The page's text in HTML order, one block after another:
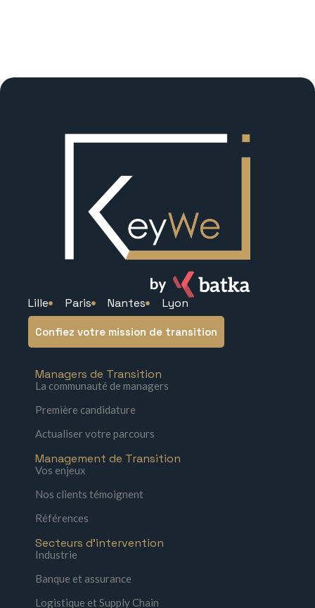
Lille Paris Nantes Lyon
Confiez votre mission de transition
Managers de Transition
La communauté de managers
Première candidature
Actualiser votre parcours
Management de Transition
Vos enjeux
Nos clients témoignent
Références
Secteurs d'intervention
Industrie
Banque et assurance
Logistique et Supply Chain